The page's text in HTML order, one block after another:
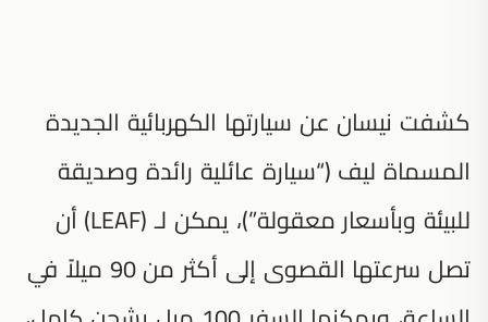
كشفت نيسان عن سيارتها الكهربائية الجديدة
المسماة ليف (“سيارة عائلية رائدة وصديقة
للبيئة وبأسعار معقولة”)، يمكن لـ (LEAF) أن
تصل سرعتها القصوى إلى أكثر من 90 ميلاً في